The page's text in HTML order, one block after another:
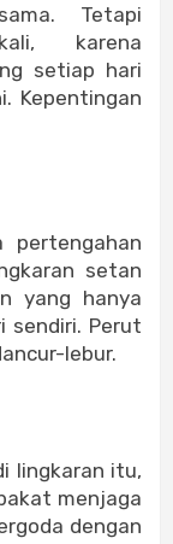
Tetapi
karena
setiap hari
Kepentingan
pertengahan
setan
yang hanya
sendiri. Perut
lebur.
lingkaran itu,
menjaga
dengan